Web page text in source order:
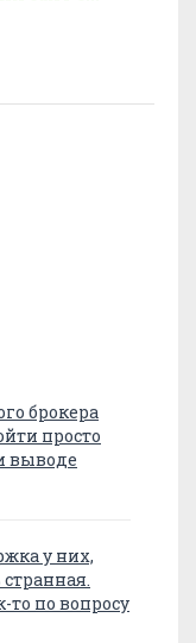
брокера
просто
выводе
у них,
по вопросу